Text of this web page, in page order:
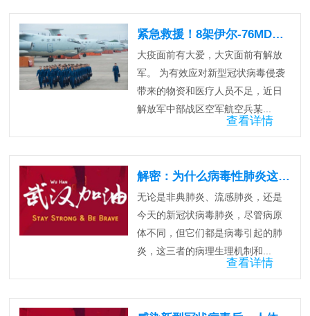
紧急救援！8架伊尔-76MD飞向武汉机场！
大疫面前有大爱，大灾面前有解放
军。 为有效应对新型冠状病毒侵袭
带来的物资和医疗人员不足，近日
解放军中部战区空军航空兵某...
查看详情
解密：为什么病毒性肺炎这么难治？
无论是非典肺炎、流感肺炎，还是
今天的新冠状病毒肺炎，尽管病原
体不同，但它们都是病毒引起的肺
炎，这三者的病理生理机制和...
查看详情